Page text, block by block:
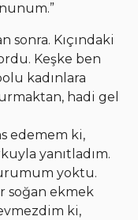
sonra. Kıçındaki
Keşke ben
kadınlara
hadi gel
edemem ki,
yanıtladım.
yoktu.
soğan ekmek
ki,